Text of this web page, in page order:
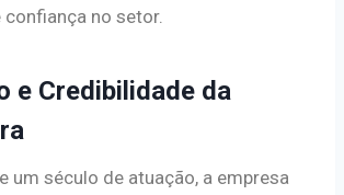
no setor.
e Credibilidade da
um século de atuação, a empresa